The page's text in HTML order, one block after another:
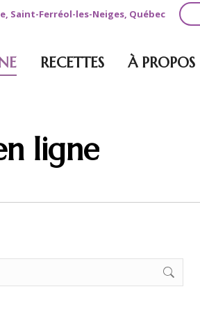
Saint-Ferréol-les-Neiges, Québec
RECETTES À PROPOS
ligne